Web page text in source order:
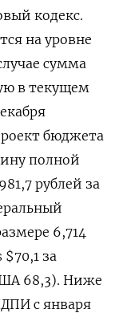
кодекс.
на уровне
сумма
в текущем
бюджета
полной
рублей за
6,714
за
68,3). Ниже
с января